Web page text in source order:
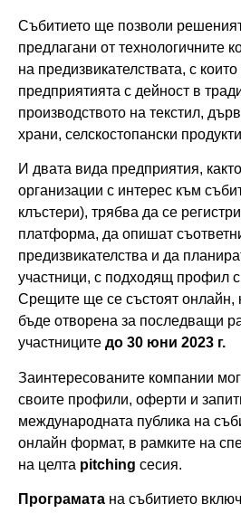
Събитието ще позволи
предлагани от технологичните
на предизвикателствата, с
предприятията с дейност в
производството на текстил,
храни, селскостопански
И двата вида предприятия,
организации с интерес към
клъстери), трябва да се
платформа, да опишат
предизвикателства и да
участници, с подходящ профил
Срещите ще се състоят онлайн,
бъде отворена за последващи
участниците до 30 юни 2023 г.
Заинтересованите компании
своите профили, оферти и
международната публика на
онлайн формат, в рамките на
на целта pitching сесия.
Програмата на събитието